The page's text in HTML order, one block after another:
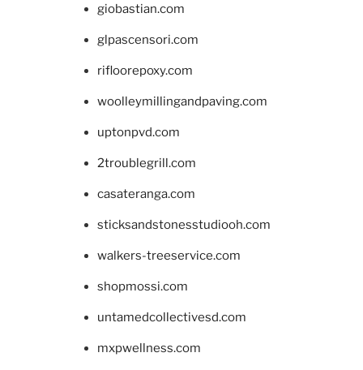
giobastian.com
glpascensori.com
rifloorepoxy.com
woolleymillingandpaving.com
uptonpvd.com
2troublegrill.com
casateranga.com
sticksandstonesstudiooh.com
walkers-treeservice.com
shopmossi.com
untamedcollectivesd.com
mxpwellness.com